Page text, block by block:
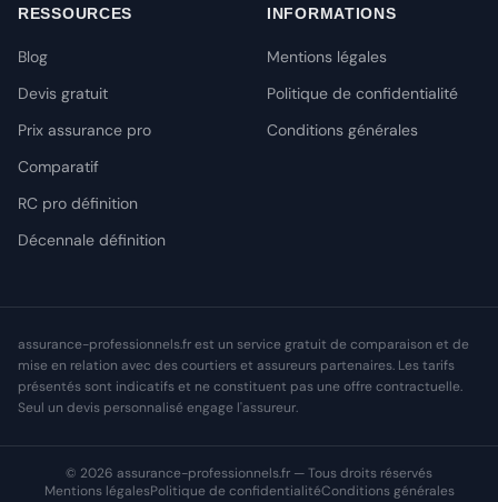
RESSOURCES
Blog
Devis gratuit
Prix assurance pro
Comparatif
RC pro définition
Décennale définition
INFORMATIONS
Mentions légales
Politique de confidentialité
Conditions générales
assurance-professionnels.fr est un service gratuit de comparaison et de
mise en relation avec des courtiers et assureurs partenaires. Les tarifs
présentés sont indicatifs et ne constituent pas une offre contractuelle.
Seul un devis personnalisé engage l'assureur.
© 2026 assurance-professionnels.fr — Tous droits réservés
Mentions légalesPolitique de confidentialitéConditions générales